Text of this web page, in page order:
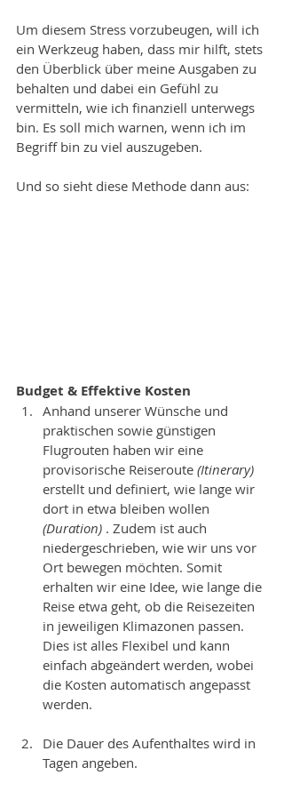
Um diesem Stress vorzubeugen, will ich
ein Werkzeug haben, dass mir hilft, stets
den Überblick über meine Ausgaben zu
behalten und dabei ein Gefühl zu
vermitteln, wie ich finanziell unterwegs
bin. Es soll mich warnen, wenn ich im
Begriff bin zu viel auszugeben.
Und so sieht diese Methode dann aus:
Budget & Effektive Kosten
Anhand unserer Wünsche und
praktischen sowie günstigen
Flugrouten haben wir eine
provisorische Reiseroute (Itinerary)
erstellt und definiert, wie lange wir
dort in etwa bleiben wollen
(Duration) . Zudem ist auch
niedergeschrieben, wie wir uns vor
Ort bewegen möchten. Somit
erhalten wir eine Idee, wie lange die
Reise etwa geht, ob die Reisezeiten
in jeweiligen Klimazonen passen.
Dies ist alles Flexibel und kann
einfach abgeändert werden, wobei
die Kosten automatisch angepasst
werden.
Die Dauer des Aufenthaltes wird in
Tagen angeben.